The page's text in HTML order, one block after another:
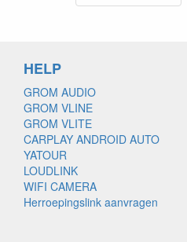
HELP
GROM AUDIO
GROM VLINE
GROM VLITE
CARPLAY ANDROID AUTO
YATOUR
LOUDLINK
WIFI CAMERA
Herroepingslink aanvragen